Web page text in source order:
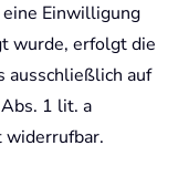
Einwilligung
wurde, erfolgt die
ausschließlich auf
1 lit. a
widerrufbar.